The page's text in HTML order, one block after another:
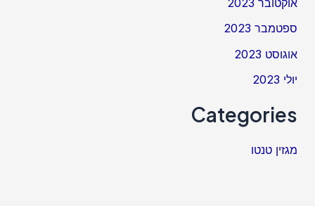
אוקטובר 2023
ספטמבר 2023
אוגוסט 2023
יולי 2023
Categories
מגזין טנטו